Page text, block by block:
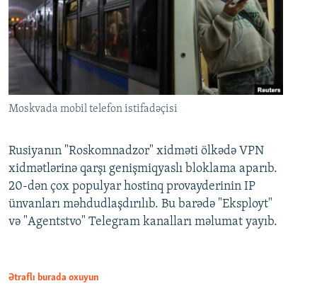
Moskvada mobil telefon istifadəçisi
Rusiyanın "Roskomnadzor" xidməti ölkədə VPN
xidmətlərinə qarşı genişmiqyaslı bloklama aparıb.
20-dən çox populyar hostinq provayderinin IP
ünvanları məhdudlaşdırılıb. Bu barədə "Eksployt"
və "Agentstvo" Telegram kanalları məlumat yayıb.
Ətraflı burada oxuyun